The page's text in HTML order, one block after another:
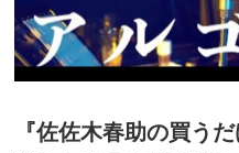
『佐佐木春助の買う